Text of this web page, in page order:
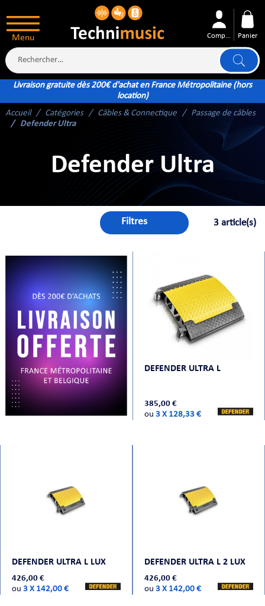
Menu Compte Panier
Livraison gratuite dès 200€ d'achat en France Métropolitaine (hors
location)
Accueil
Catégories Câbles & Connectique
Passage de câbles
Defender Ultra
Defender Ultra
Filtres 3 article(s)
DEFENDER ULTRA L
385,00 €
ou 3 X 128,33 €
DEFENDER ULTRA L LUX
426,00 €
ou 3 X 142,00 €
DEFENDER ULTRA L 2 LUX
426,00 €
ou 3 X 142,00 €